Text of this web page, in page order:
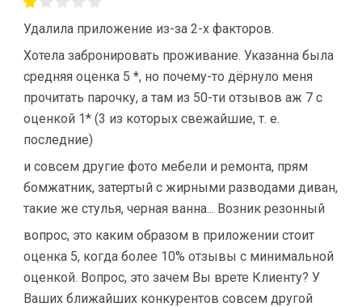
Удалила приложение из-за 2-х факторов.
Хотела забронировать проживание. Указанна была
средняя оценка 5 *, но почему-то дёрнуло меня
прочитать парочку, а там из 50-ти отзывов аж 7 с
оценкой 1* (3 из которых свежайшие, т. е.
последние)
и совсем другие фото мебели и ремонта, прям
бомжатник, затертый с жирными разводами диван,
такие же стулья, черная ванна... Возник резонный
вопрос, это каким образом в приложении стоит
оценка 5, когда более 10% отзывы с минимальной
оценкой. Вопрос, это зачем Вы врете Клиенту? У
Ваших ближайших конкурентов совсем другой